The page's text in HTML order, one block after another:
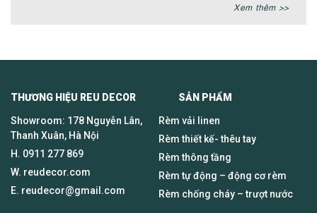
Xem thêm >>
THƯƠNG HIỆU REU DECOR SẢN PHẨM
Showroom: 178 Nguyễn Lân,
Thanh Xuân, Hà Nội
H. 0911 277 869
W. reudecor.com
E. reudecor@gmail.com
Rèm vải linen
Rèm thiết kế- thêu tay
Rèm thông tầng
Rèm tự động – động cơ rèm
Rèm chống cháy – trượt nước